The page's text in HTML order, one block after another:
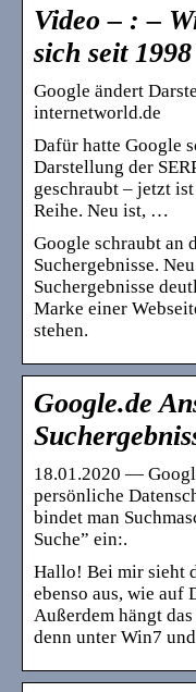
Video – : –
sich seit
Google ändert
internetworld.de
Dafür hatte Google
Darstellung der
geschraubt – jetzt
Reihe. Neu ist, …
Google schraubt an
Suchergebnisse.
Suchergebnisse
Marke einer
stehen.
Google.de
18.01.2020 —
persönliche
bindet man
Suche” ein:.
Hallo! Bei mir sieht
ebenso aus, wie auf
Außerdem hängt
denn unter Win7